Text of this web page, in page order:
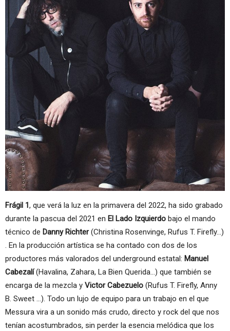
Frágil 1 , que verá la luz en la primavera del 2022, ha sido grabado
durante la pascua del 2021 en El Lado Izquierdo bajo el mando
técnico de Danny Richter(Christina Rosenvinge, Rufus T. Firefly…)
. En la producción artística se ha contado con dos de los
productores más valorados del underground estatal: Manuel
Cabezalí(Havalina, Zahara, La Bien Querida…) que también se
encarga de la mezcla y Victor Cabezuelo (Rufus T. Firefly, Anny
B. Sweet …). Todo un lujo de equipo para un trabajo en el que
Messura vira a un sonido más crudo, directo y rock del que nos
tenían acostumbrados, sin perder la esencia melódica que los